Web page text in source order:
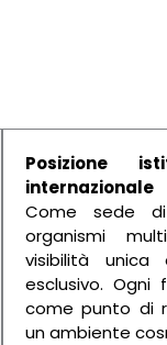
Posizione
internazionale
Come sede
organismi
visibilità
esclusivo. Ogni
come punto di
un ambiente